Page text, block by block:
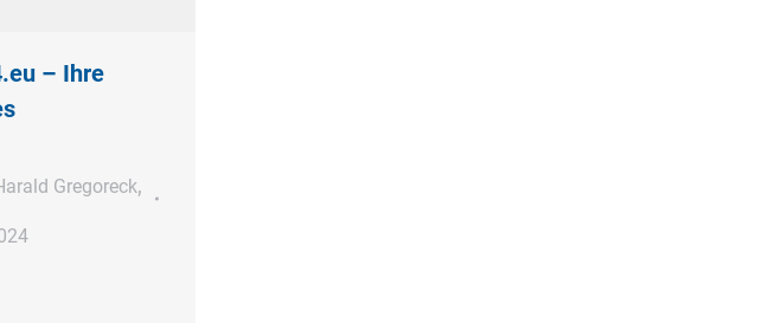
– Ihre
Gregoreck,